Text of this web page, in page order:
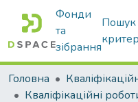
Фонди
та
зібрання
Пошук
Головна